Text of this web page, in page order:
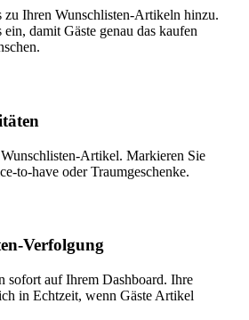
Ihren Wunschlisten-Artikeln hinzu.
damit Gäste genau das kaufen
Artikel. Markieren Sie
to-have oder Traumgeschenke.
Verfolgung
sofort auf Ihrem Dashboard. Ihre
in Echtzeit, wenn Gäste Artikel